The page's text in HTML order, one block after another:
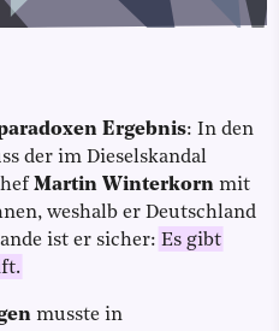
Ergebnis: In den
der im Dieselskandal
Martin Winterkorn mit
weshalb er Deutschland
ist er sicher: Es gibt
musste in